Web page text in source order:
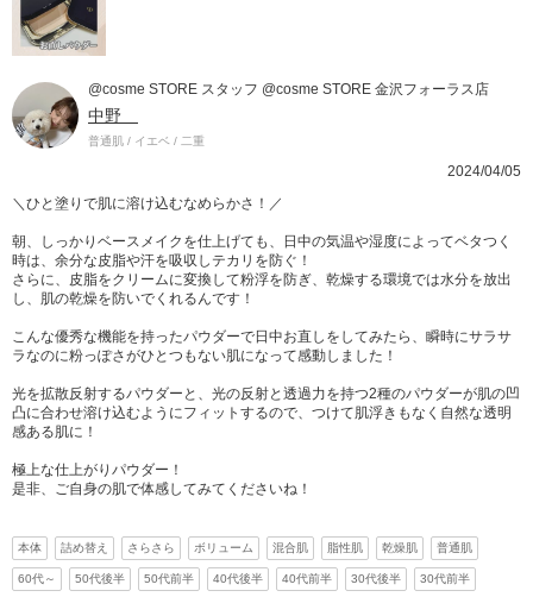
@cosme STORE スタッフ @cosme STORE 金沢フォーラス店
中野
普通肌 / イエベ / 二重
2024/04/05
＼ひと塗りで肌に溶け込むなめらかさ！／
朝、しっかりベースメイクを仕上げても、日中の気温や湿度によってベタつく
時は、余分な皮脂や汗を吸収しテカリを防ぐ！
さらに、皮脂をクリームに変換して粉浮を防ぎ、乾燥する環境では水分を放出
し、肌の乾燥を防いでくれるんです！
こんな優秀な機能を持ったパウダーで日中お直しをしてみたら、瞬時にサラサ
ラなのに粉っぽさがひとつもない肌になって感動しました！
光を拡散反射するパウダーと、光の反射と透過力を持つ2種のパウダーが肌の凹
凸に合わせ溶け込むようにフィットするので、つけて肌浮きもなく自然な透明
感ある肌に！
極上な仕上がりパウダー！
是非、ご自身の肌で体感してみてくださいね！
本体 詰め替え さらさら ボリューム 混合肌 脂性肌 乾燥肌 普通肌
60代～ 50代後半 50代前半 40代後半 40代前半 30代後半 30代前半